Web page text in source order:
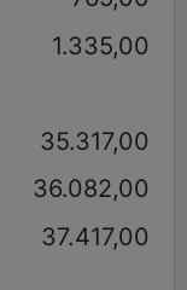
1.335,00
35.317,00
36.082,00
37.417,00